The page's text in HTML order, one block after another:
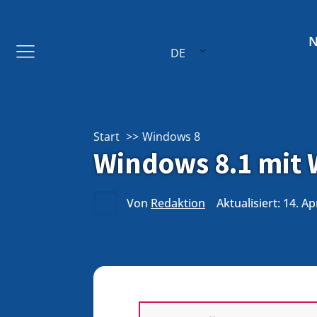
DE
Start Windows 8
Windows 8.1 mit
Von Redaktion Aktualisiert: 14.